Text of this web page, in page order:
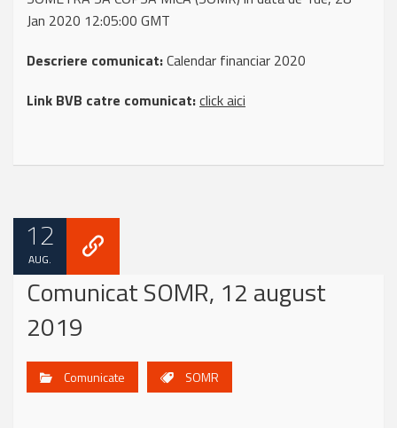
Jan 2020 12:05:00 GMT
Descriere comunicat:Calendar financiar 2020
Link BVB catre comunicat:click aici
12
AUG.
Comunicat SOMR, 12 august
2019
Comunicate SOMR